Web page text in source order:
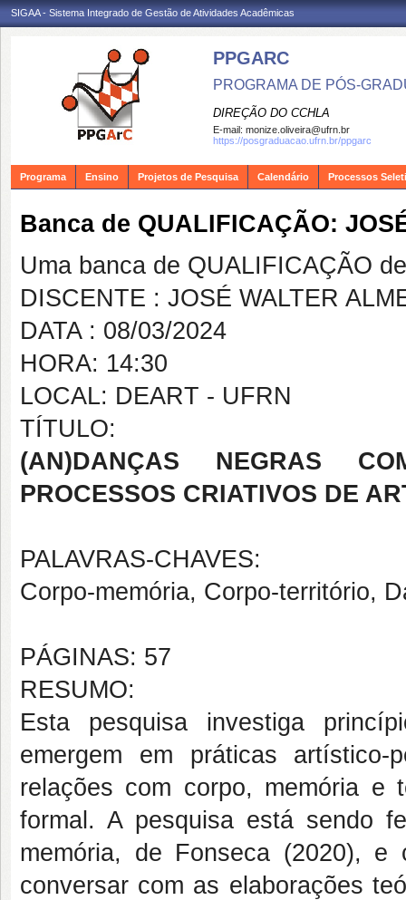
SIGAA - Sistema Integrado de Gestão de Atividades Acadêmicas
PPGARC
PROGRAMA DE PÓS-
DIREÇÃO DO CCHLA
E-mail: monize.oliveira@ufrn.br
https://posgraduacao.ufrn.br/ppgarc
Programa Ensino Projetos de Pesquisa Calendário Processos
Banca de QUALIFICAÇÃO:
Uma banca de QUALIFICAÇÃO
DISCENTE : JOSÉ WALTER
DATA : 08/03/2024
HORA: 14:30
LOCAL: DEART - UFRN
TÍTULO:
(AN)DANÇAS NEGRAS
PROCESSOS CRIATIVOS DE
PALAVRAS-CHAVES:
Corpo-memória, Corpo-território,
PÁGINAS: 57
RESUMO:
Esta pesquisa investiga
emergem em práticas
relações com corpo, memória e
formal. A pesquisa está sendo
memória, de Fonseca (2020), e
conversar com as elaborações